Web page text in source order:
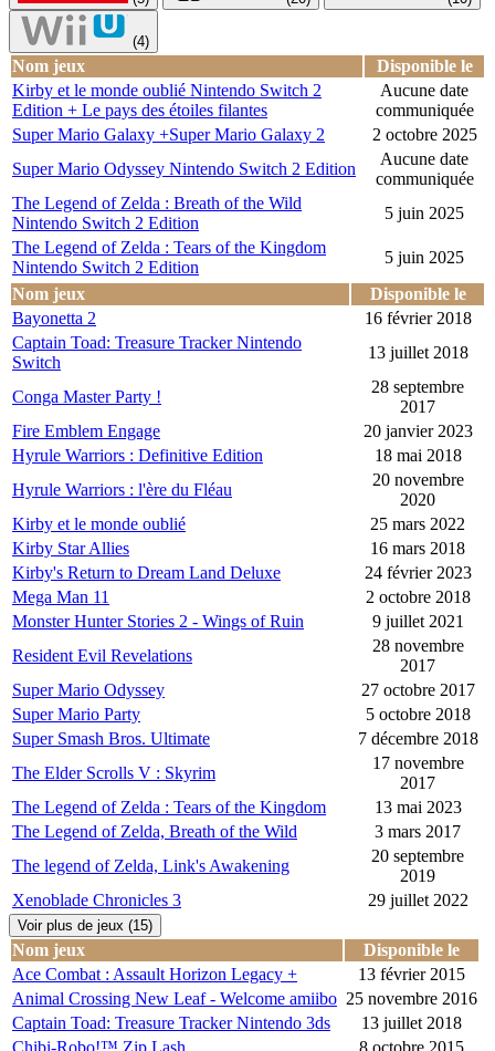
(4)
Nom jeux
Disponible le
Kirby et le monde oublié Nintendo Switch 2
Edition + Le pays des étoiles filantes
Aucune date
communiquée
Super Mario Galaxy +Super Mario Galaxy 2
2 octobre 2025
Super Mario Odyssey Nintendo Switch 2 Edition
Aucune date
communiquée
The Legend of Zelda : Breath of the Wild
Nintendo Switch 2 Edition
5 juin 2025
The Legend of Zelda : Tears of the Kingdom
Nintendo Switch 2 Edition
5 juin 2025
Nom jeux
Disponible le
Bayonetta 2
16 février 2018
Captain Toad: Treasure Tracker Nintendo
Switch
13 juillet 2018
Conga Master Party !
28 septembre
2017
Fire Emblem Engage
20 janvier 2023
Hyrule Warriors : Definitive Edition
18 mai 2018
Hyrule Warriors : l'ère du Fléau
20 novembre
2020
Kirby et le monde oublié
25 mars 2022
Kirby Star Allies
16 mars 2018
Kirby's Return to Dream Land Deluxe
24 février 2023
Mega Man 11
2 octobre 2018
Monster Hunter Stories 2 - Wings of Ruin
9 juillet 2021
Resident Evil Revelations
28 novembre
2017
Super Mario Odyssey
27 octobre 2017
Super Mario Party
5 octobre 2018
Super Smash Bros. Ultimate
7 décembre 2018
The Elder Scrolls V : Skyrim
17 novembre
2017
The Legend of Zelda : Tears of the Kingdom
13 mai 2023
The Legend of Zelda, Breath of the Wild
3 mars 2017
The legend of Zelda, Link's Awakening
20 septembre
2019
Xenoblade Chronicles 3
29 juillet 2022
Voir plus de jeux (15)
Nom jeux
Disponible le
Ace Combat : Assault Horizon Legacy +
13 février 2015
Animal Crossing New Leaf - Welcome amiibo 25 novembre 2016
Captain Toad: Treasure Tracker Nintendo 3ds
13 juillet 2018